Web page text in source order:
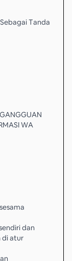
Tanda
WA
dan
di atur